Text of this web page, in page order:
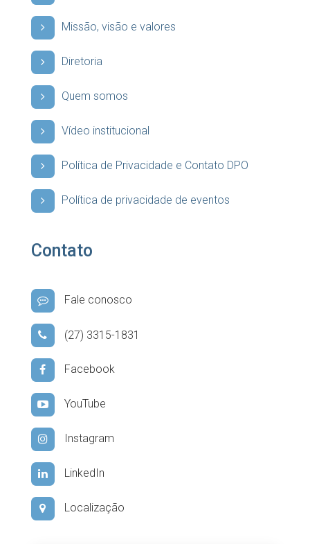
Missão, visão e valores
Diretoria
Quem somos
Vídeo institucional
Política de Privacidade e Contato DPO
Política de privacidade de eventos
Contato
Fale conosco
(27) 3315-1831
Facebook
YouTube
Instagram
LinkedIn
Localização